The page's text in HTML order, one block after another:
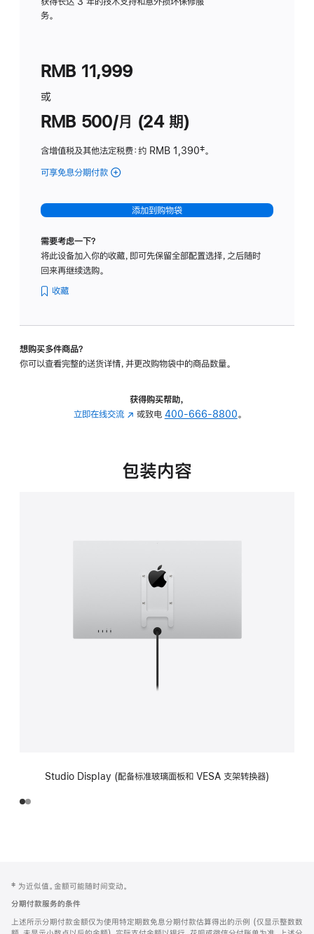
务。
RMB 11,999
或
RMB 500/月 (24 期)
含增值税及其他法定税费：约 RMB 1,390脚
‡。
可享免息分期付款 (Studio
-
标
璃
转
的
添加到购物袋
需要考虑一下？
将此设备加入你的收藏，即可先保留全部配置选择，之后随时
回来再继续选购。
收藏
想购买多件商品？
你可以查看完整的送货详情，并更改购物袋中的商品数量。
获得购买帮助，
立即在线交流 (在
中
或致电 400-666-8800。
包装内容
Studio Display (配备标准玻璃面板和 VESA 支架转换器)
页
页
脚
注
‡ 为近似值。金额可能随时间变动。
分期付款服务的条件
上述所示分期付款金额仅为使用特定期数免息分期付款估算得出的示例 (仅显示整数数